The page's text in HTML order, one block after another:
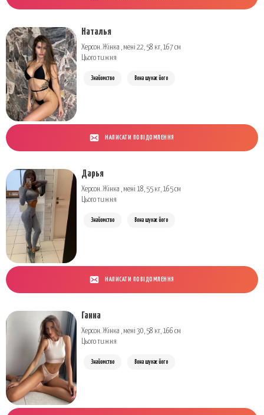
Наталья
Херсон. Жінка , мені 22, 58 кг, 167 см
Цього тижня
Знайомство Вона шукає його
НАПИСАТИ ПОВІДОМЛЕННЯ
Дарья
Херсон. Жінка , мені 18, 55 кг, 165 см
Цього тижня
Знайомство Вона шукає його
НАПИСАТИ ПОВІДОМЛЕННЯ
Ганна
Херсон. Жінка , мені 30, 58 кг, 166 см
Цього тижня
Знайомство Вона шукає його